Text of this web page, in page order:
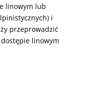
linowym lub
i
przeprowadzić
linowym